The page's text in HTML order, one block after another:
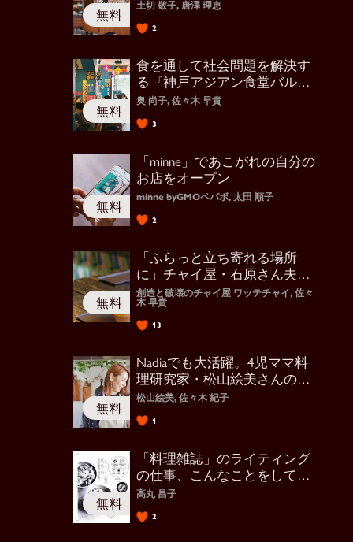
土切 敬子, 唐澤 理恵
2
食を通して社会問題を解決す
る『神戸アジアン食堂バル
SALA』
奥 尚子, 佐々木 早貴
3
「minne」であこがれの自分の
お店をオープン
minne byGMOペパボ, 太田 順子
2
「ふらっと立ち寄れる場所
に」チャイ屋・石原さん夫妻
の選択
創造と破壊のチャイ屋 ワッテチャイ, 佐々
木 早貴
13
Nadiaでも大活躍。4児ママ料
理研究家・松山絵美さんの原
点
松山絵美, 佐々木 紀子
1
「料理雑誌」のライティング
の仕事、こんなことをしてい
ます
高丸 昌子
2